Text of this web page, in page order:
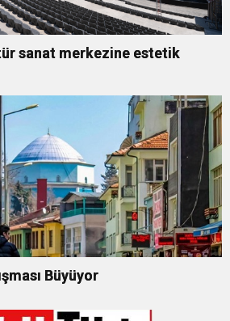
sanat merkezine estetik
Büyüyor